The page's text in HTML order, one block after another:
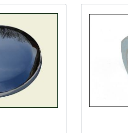
Mini